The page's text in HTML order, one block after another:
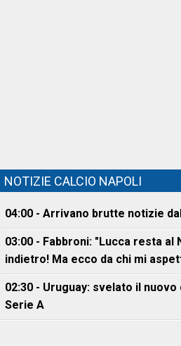
NOTIZIE CALCIO NAPOLI
04:00 - Arrivano brutte notizie
03:00 - Fabbroni: "Lucca resta al
indietro! Ma ecco da chi mi
02:30 - Uruguay: svelato il
Serie A